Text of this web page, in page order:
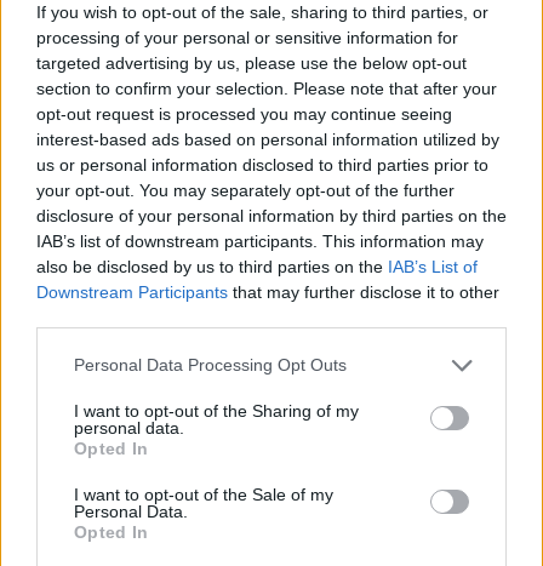
If you wish to opt-out of the sale, sharing to third parties, or
processing of your personal or sensitive information for
targeted advertising by us, please use the below opt-out
section to confirm your selection. Please note that after your
opt-out request is processed you may continue seeing
interest-based ads based on personal information utilized by
us or personal information disclosed to third parties prior to
your opt-out. You may separately opt-out of the further
disclosure of your personal information by third parties on the
IAB’s list of downstream participants. This information may
also be disclosed by us to third parties on the IAB’s List of
Downstream Participants that may further disclose it to other
Personal Data Processing Opt Outs
I want to opt-out of the Sharing of my
personal data.
Opted In
I want to opt-out of the Sale of my
Personal Data.
Opted In
Hasznos
Impresszum
Szerzői jogok
Adatvédelmi tájékoztató
Cookie-kezelési tájékoztató
Hozzászólási szabályzat
Nyomtatott lapjaink archívuma
Székely Hírmondó archívuma
Sütibeállítások